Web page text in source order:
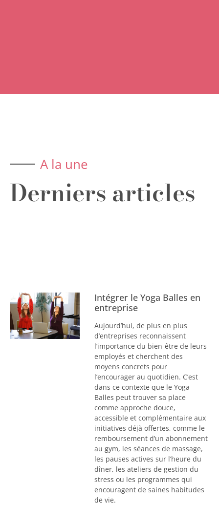
A la une
Derniers articles
Intégrer le Yoga Balles en
entreprise
Aujourd’hui, de plus en plus
d’entreprises reconnaissent
l’importance du bien-être de leurs
employés et cherchent des
moyens concrets pour
l’encourager au quotidien. C’est
dans ce contexte que le Yoga
Balles peut trouver sa place
comme approche douce,
accessible et complémentaire aux
initiatives déjà offertes, comme le
remboursement d’un abonnement
au gym, les séances de massage,
les pauses actives sur l’heure du
dîner, les ateliers de gestion du
stress ou les programmes qui
encouragent de saines habitudes
de vie.